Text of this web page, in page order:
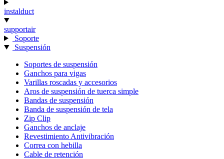
instalduct
supportair
Soporte
Suspensión
Soportes de suspensión
Ganchos para vigas
Varillas roscadas y accesorios
Aros de suspensión de tuerca simple
Bandas de suspensión
Banda de suspensión de tela
Zip Clip
Ganchos de anclaje
Revestimiento Antivibración
Correa con hebilla
Cable de retención